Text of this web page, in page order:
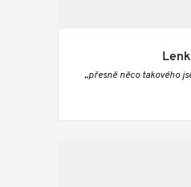
„přesně něco takového